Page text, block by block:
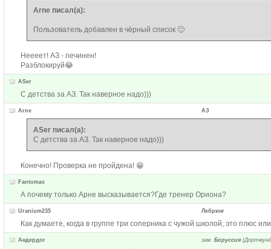
Arne писал(а):
Пользователь добавлен в чёрный список 🙂
Неееет! АЗ - печинен!
Разблокируй😂
ASer
С детства за АЗ. Так наверное надо)))
Arne АЗ
ASer писал(а):
С детства за АЗ. Так наверное надо)))
Конечно! Проверка не пройдена! 😁
Fantomas
А почему только Арне высказывается?Где тренер Ориона?
Uranium235 Лебринг
Как думаете, когда в группе три соперника с чужой школой, это плюс
Андердог зам. Боруссия